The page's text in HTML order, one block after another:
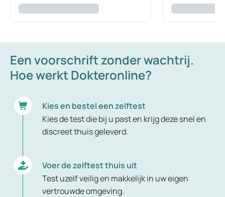
Een voorschrift zonder wachtrij.
Hoe werkt Dokteronline?
Kies en bestel een zelftest
Kies de test die bij u past en krijg deze snel en
discreet thuis geleverd.
Voer de zelftest thuis uit
Test uzelf veilig en makkelijk in uw eigen
vertrouwde omgeving.